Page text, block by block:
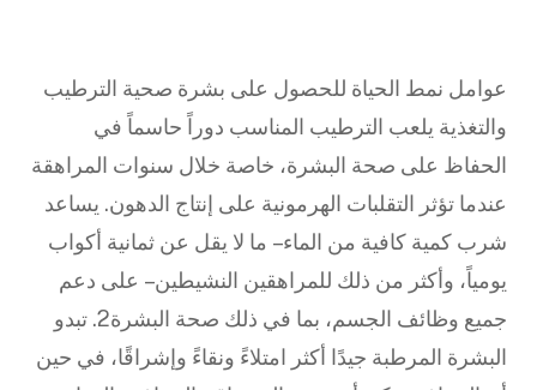
عوامل نمط الحياة للحصول على بشرة صحية الترطيب
والتغذية يلعب الترطيب المناسب دوراً حاسماً في
الحفاظ على صحة البشرة، خاصة خلال سنوات المراهقة
عندما تؤثر التقلبات الهرمونية على إنتاج الدهون. يساعد
شرب كمية كافية من الماء – ما لا يقل عن ثمانية أكواب
يومياً، وأكثر من ذلك للمراهقين النشيطين – على دعم
جميع وظائف الجسم، بما في ذلك صحة البشرة2. تبدو
البشرة المرطبة جيدًا أكثر امتلاءً ونقاءً وإشراقًا، في حين